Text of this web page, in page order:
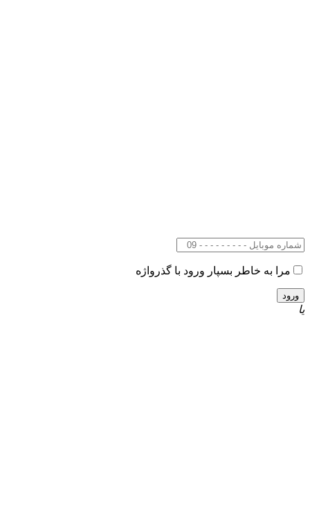
مرا به خاطر بسپار ورود با گذرواژه
یا